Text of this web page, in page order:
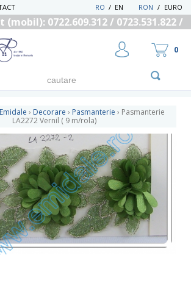
RON / EURO
EN
/
RO
0722.609.312 / 0723.531.822 /
UTILIZATOR NOU
RECUPEREAZA PAROLA
0
› Decorare › Pasmanterie › Pasmanterie
LA2272 Vernil ( 9 m/rola)